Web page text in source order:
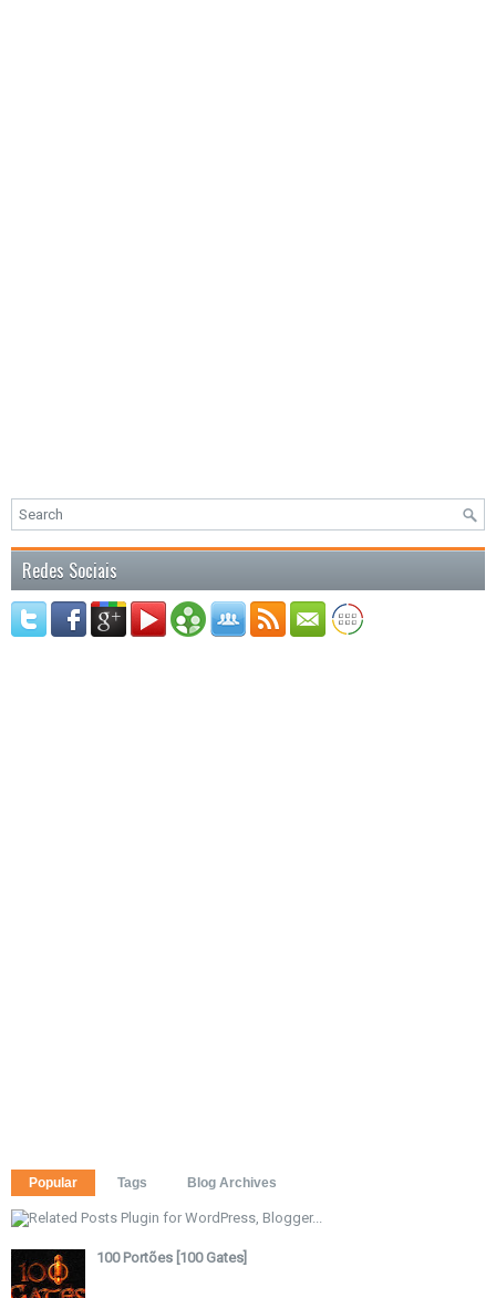
Redes Sociais
Popular Tags Blog Archives
100 Portões [100 Gates]